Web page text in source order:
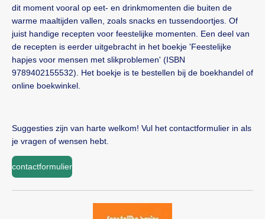
dit moment vooral op eet- en drinkmomenten die buiten de
warme maaltijden vallen, zoals snacks en tussendoortjes. Of
juist handige recepten voor feestelijke momenten. Een deel van
de recepten is eerder uitgebracht in het boekje 'Feestelijke
hapjes voor mensen met slikproblemen' (ISBN
9789402155532). Het boekje is te bestellen bij de boekhandel of
online boekwinkel.
Suggesties zijn van harte welkom! Vul het contactformulier in als
je vragen of wensen hebt.
contactformulier